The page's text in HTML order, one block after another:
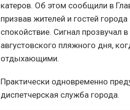
катеров. Об этом сообщили в
призвав жителей и гостей
спокойствие. Сигнал прозвучал
августовского пляжного дня,
отдыхающими.
Практически одновременно
диспетчерская служба города.